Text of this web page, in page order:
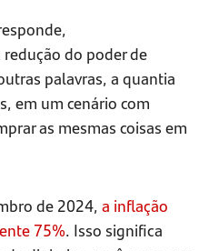
do poder de
palavras, a quantia
em um cenário com
as mesmas coisas em
de 2024, a inflação
75%. Isso significa